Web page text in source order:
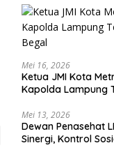
Mei 16, 2026
Ketua JMI Kota
Kapolda Lampung
Mei 13, 2026
Dewan Penasehat
Sinergi, Kontrol